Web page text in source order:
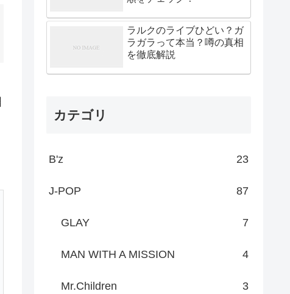
ラルクのライブひどい？ガ
ラガラって本当？噂の真相
を徹底解説
カテゴリ
B'z 23
J-POP 87
GLAY 7
MAN WITH A MISSION 4
Mr.Children 3